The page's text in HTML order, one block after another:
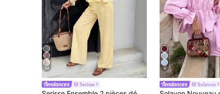
34
Serisse
4
Solavon